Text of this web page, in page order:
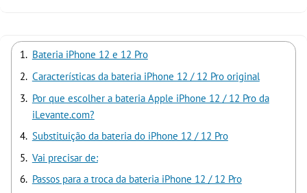
Bateria iPhone 12 e 12 Pro
Características da bateria iPhone 12 / 12 Pro original
Por que escolher a bateria Apple iPhone 12 / 12 Pro da
iLevante.com?
Substituição da bateria do iPhone 12 / 12 Pro
Vai precisar de:
Passos para a troca da bateria iPhone 12 / 12 Pro